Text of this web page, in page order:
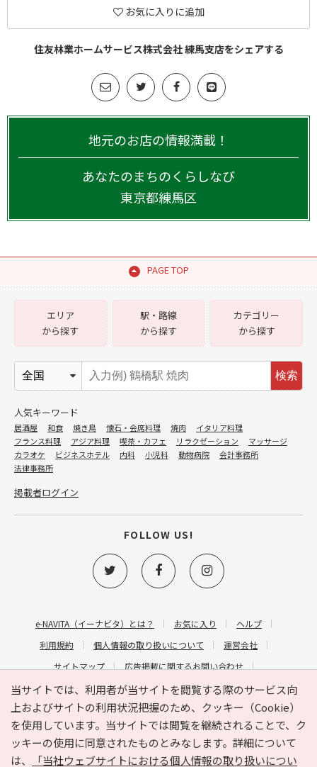
お気に入りに追加
住友林業ホームサービス株式会社 練馬支店をシェアする
地元のお店の情報満載！
あなたのまちのくらしなび
東京都練馬区
PAGE TOP
当サイトでは、利用者が当サイトを閲覧する際のサービス向
上およびサイトの利用状況把握のため、クッキー（Cookie）
を使用しています。当サイトでは閲覧を継続されることで、ク
ッキーの使用に同意されたものとみなします。詳細について
は、
「当社ウェブサイトにおける個人情報の取り扱いについ
e-NAVITA（イーナビタ）とは？ お気に入り
ヘルプ
利用規約
個人情報の取り扱いについて
運営会社
サイトマップ
広告掲載に関するお問い合わせ
サイトの内容に関するお問い合わせ
エリア
から探す
駅・路線
から探す
カテゴリー
から探す
検索
人気キーワード
居酒屋 和食 焼き鳥 懐石・会席料理 焼肉
イタリア料理
フランス料理
アジア料理 喫茶・カフェ リラクゼーション
マッサージ
カラオケ
ビジネスホテル 内科 小児科 動物病院
会計事務所
法律事務所
掲載者ログイン
FOLLOW US!